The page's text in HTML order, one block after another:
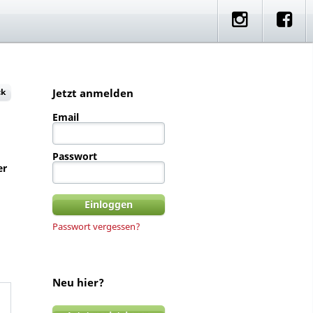
Jetzt anmelden
Email
Passwort
Passwort vergessen?
Neu hier?